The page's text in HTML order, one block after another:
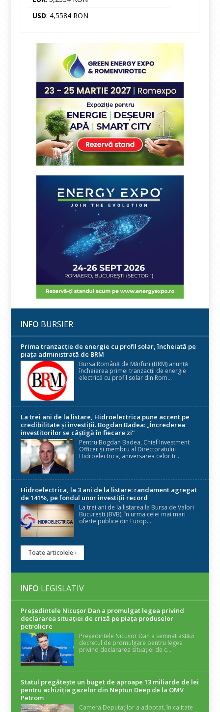
USD: 4,5584 RON
INFO BURSIER
Prima tranzacție de energie cu profil solar, încheiată pe
piața administrată de BRM
Bursa Română de Mărfuri (BRM) anunță
încheierea primei tranzacții de energie
electrică cu profil solar din Rom...
La trei ani de la listare, Hidroelectrica pune accent pe
credibilitate și investiții. Bogdan Badea: „Încrederea
investitorilor se câștigă în fiecare zi”
Pentru Bogdan Badea, Chief Investment
Officer și membru al Directoratului
Hidroelectrica, aniversarea celor tr...
Hidroelectrica, la 3 ani de la listare: randament agregat
de 141%, pe fondul unor investiții record
La trei ani de la listarea la Bursa de Valori
București (BVB), în urma celei mai mari
oferte publice din Europ...
Toate articolele
INFO LEGISLATIV
Președintele Nicuşor Dan a promulgat legea privind
declararea situaţiei de criză pe piaţa produselor
petroliere
Președintele Nicușor Dan a semnat astăzi
decretul de promulgare pentru legea
privind declararea situației de c...
Statul pregătește un buget de aproape 13 miliarde de lei
pentru achiziția gazelor din Neptun Deep de la OMV
Petrom
Camera Deputaților a adoptat, în calitate